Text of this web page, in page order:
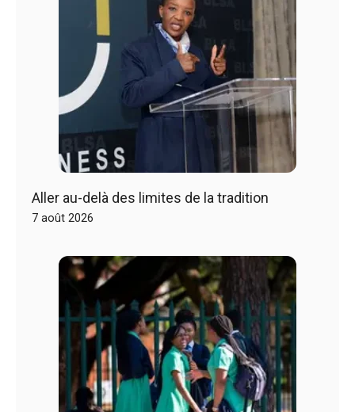
Aller au-delà des limites de la tradition
7 août 2026